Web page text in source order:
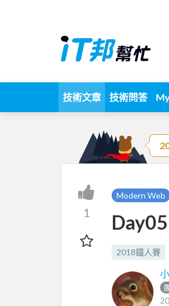
技術文章 技術問答
1
Modern Web
2018鐵人賽